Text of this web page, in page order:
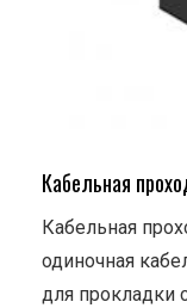
Кабельная
Кабельная
одиночная
для прокладки